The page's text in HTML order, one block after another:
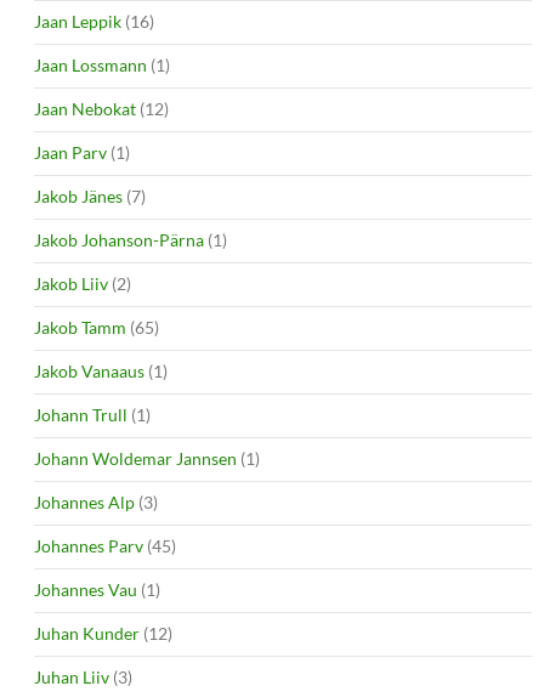
Jaan Leppik (16)
Jaan Lossmann (1)
Jaan Nebokat (12)
Jaan Parv (1)
Jakob Jänes (7)
Jakob Johanson-Pärna (1)
Jakob Liiv (2)
Jakob Tamm (65)
Jakob Vanaaus (1)
Johann Trull (1)
Johann Woldemar Jannsen (1)
Johannes Alp (3)
Johannes Parv (45)
Johannes Vau (1)
Juhan Kunder (12)
Juhan Liiv (3)